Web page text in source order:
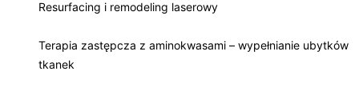
Resurfacing i remodeling laserowy
Terapia zastępcza z aminokwasami – wypełnianie ubytków
tkanek